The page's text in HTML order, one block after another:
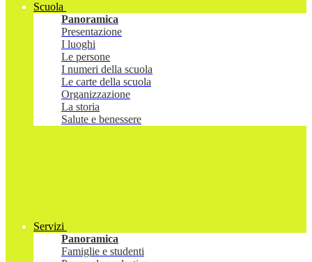
Scuola
Panoramica
Presentazione
I luoghi
Le persone
I numeri della scuola
Le carte della scuola
Organizzazione
La storia
Salute e benessere
Servizi
Panoramica
Famiglie e studenti